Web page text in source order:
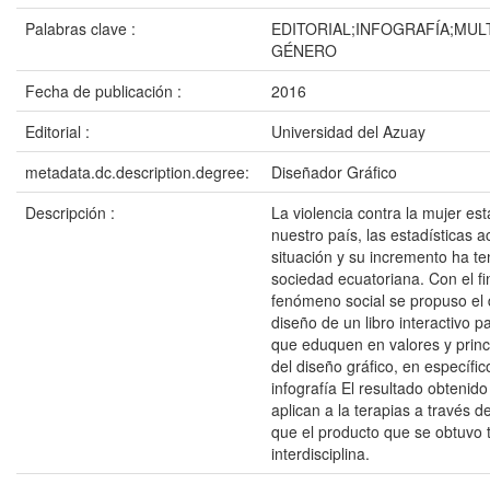
Palabras clave :
GÉNERO
Fecha de publicación :
2016
Editorial :
Universidad del Azuay
metadata.dc.description.degree:
Diseñador Gráfico
Descripción :
La violencia contra la mujer
nuestro país, las estadísticas
situación y su incremento ha
sociedad ecuatoriana. Con el
fenómeno social se propuso
diseño de un libro interactivo
que eduquen en valores y
del diseño gráfico, en
infografía El resultado
aplican a la terapias a través
que el producto que se
interdisciplina.